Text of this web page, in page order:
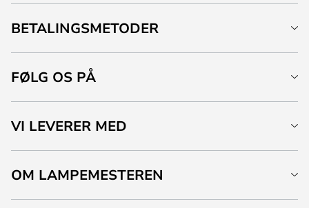
BETALINGSMETODER
FØLG OS PÅ
VI LEVERER MED
OM LAMPEMESTEREN